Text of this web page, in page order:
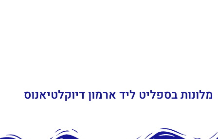
מלונות בספליט ליד ארמון דיוקלטיאנוס